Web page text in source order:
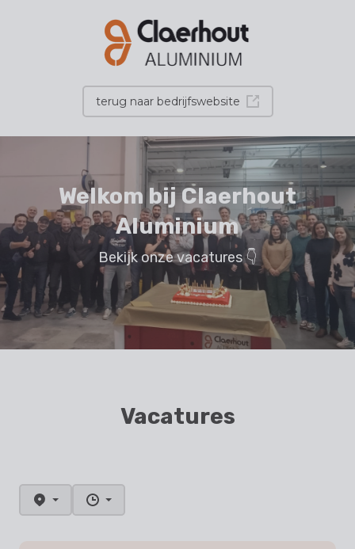
terug naar bedrijfswebsite
Welkom bij Claerhout
Aluminium
Bekijk onze vacatures 👇
Vacatures